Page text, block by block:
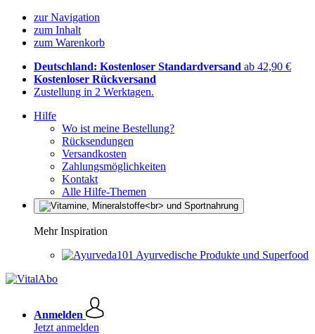
zur Navigation
zum Inhalt
zum Warenkorb
Deutschland: Kostenloser Standardversand ab 42,90 €
Kostenloser Rückversand
Zustellung in 2 Werktagen.
Hilfe
Wo ist meine Bestellung?
Rücksendungen
Versandkosten
Zahlungsmöglichkeiten
Kontakt
Alle Hilfe-Themen
Mehr Inspiration
Ayurvedische Produkte und Superfood
Anmelden
Jetzt anmelden